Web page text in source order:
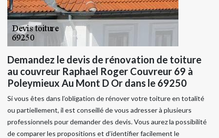
Demandez le devis de rénovation de toiture
au couvreur Raphael Roger Couvreur 69 à
Poleymieux Au Mont D Or dans le 69250
Si vous êtes dans l’obligation de rénover votre toiture en totalité
ou partiellement, il est conseillé de vous adresser à plusieurs
professionnels pour demander des devis. Vous aurez la possibilité
de comparer les propositions et d’identifier facilement le